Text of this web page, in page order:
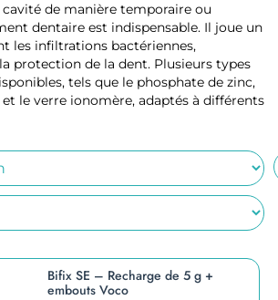
de manière temporaire ou
dentaire est indispensable. Il joue un
les infiltrations bactériennes,
protection de la dent. Plusieurs types
tels que le phosphate de zinc,
le verre ionomère, adaptés à différents
Bifix SE – Recharge de 5 g +
embouts Voco